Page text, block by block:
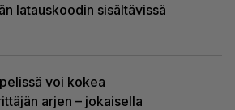
latauskoodin sisältävissä
voi kokea
arjen – jokaisella